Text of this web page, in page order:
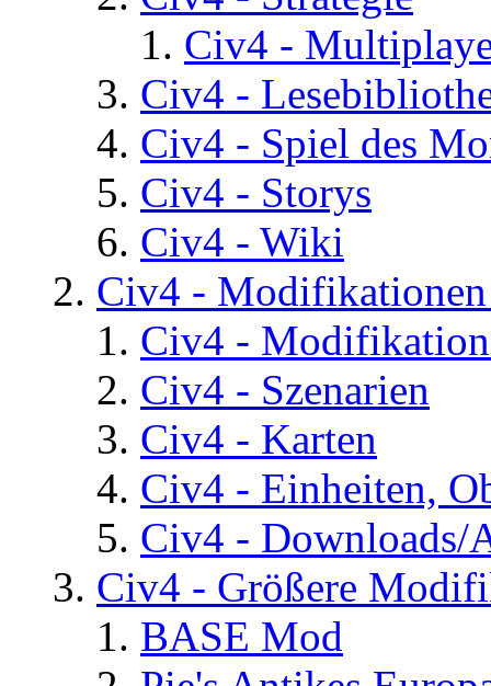
Civ4 -
Civ4 -
Civ4 - Spiel des
Civ4 - Storys
Civ4 - Wiki
Civ4 -
Civ4 -
Civ4 - Szenarien
Civ4 - Karten
Civ4 - Einheiten,
Civ4 - Downloads/
Civ4 - Größere
BASE Mod